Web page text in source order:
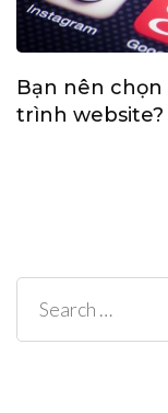
Bạn nên
trình website?
Search
for: